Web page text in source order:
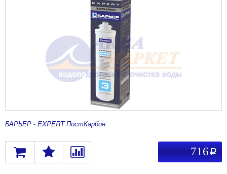
716 a
БАРЬЕР - EXPERT ПостКарбон